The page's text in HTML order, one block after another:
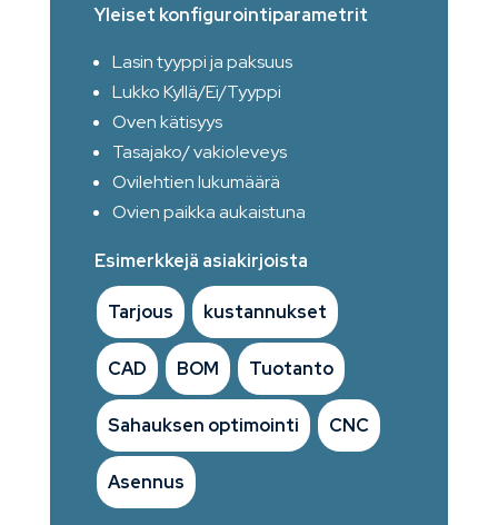
Yleiset konfigurointiparametrit
Lasin tyyppi ja paksuus
Lukko Kyllä/Ei/Tyyppi
Oven kätisyys
Tasajako/ vakioleveys
Ovilehtien lukumäärä
Ovien paikka aukaistuna
Esimerkkejä asiakirjoista
Tarjous kustannukset
CAD BOM Tuotanto
Sahauksen optimointi CNC
Asennus